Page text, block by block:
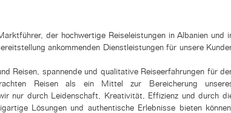
der hochwertige Reiseleistungen in Albanien und
ankommenden Dienstleistungen für unsere
Reisen, spannende und qualitative Reiseerfahrungen für
Reisen als ein Mittel zur Bereicherung
nur durch Leidenschaft, Kreativität, Effizienz und durch
Lösungen und authentische Erlebnisse bieten